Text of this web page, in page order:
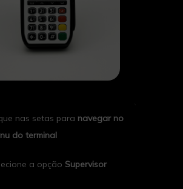
nas setas para navegar no
do terminal
a opção Supervisor